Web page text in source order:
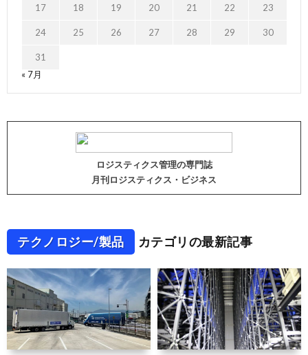
17 18 19 20 21 22 23
24 25 26 27 28 29 30
31
« 7月
ロジスティクス管理の専門誌
月刊ロジスティクス・ビジネス
テクノロジー/製品 カテゴリの最新記事